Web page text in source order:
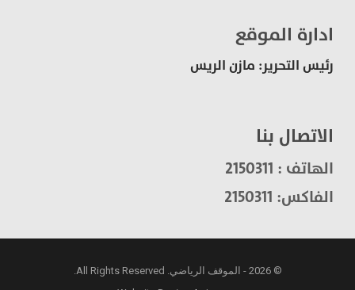
ادارة الموقع
رئيس التحرير: مازن الريس
الاتصال بنا
الهاتف : 2150311
الفاكس: 2150311
© 2026 - الموقف الرياضي. All Rights Reserved.